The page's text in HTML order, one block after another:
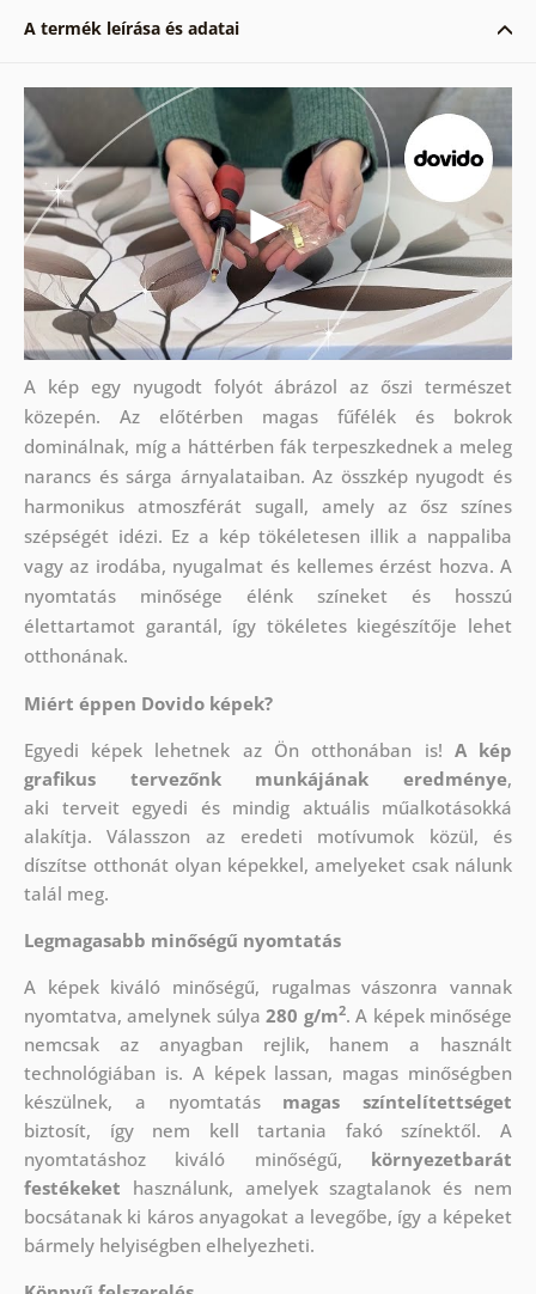
A termék leírása és adatai
A kép egy nyugodt folyót ábrázol az őszi természet
közepén. Az előtérben magas fűfélék és bokrok
dominálnak, míg a háttérben fák terpeszkednek a meleg
narancs és sárga árnyalataiban. Az összkép nyugodt és
harmonikus atmoszférát sugall, amely az ősz színes
szépségét idézi. Ez a kép tökéletesen illik a nappaliba
vagy az irodába, nyugalmat és kellemes érzést hozva. A
nyomtatás minősége élénk színeket és hosszú
élettartamot garantál, így tökéletes kiegészítője lehet
otthonának.
Miért éppen Dovido képek?
Egyedi képek lehetnek az Ön otthonában is! A kép
grafikus tervezőnk munkájának eredménye,
aki terveit egyedi és mindig aktuális műalkotásokká
alakítja. Válasszon az eredeti motívumok közül, és
díszítse otthonát olyan képekkel, amelyeket csak nálunk
talál meg.
Legmagasabb minőségű nyomtatás
A képek kiváló minőségű, rugalmas vászonra vannak
nyomtatva, amelynek súlya280 g/m2. A képek minősége
nemcsak az anyagban rejlik, hanem a használt
technológiában is. A képek lassan, magas minőségben
készülnek, a nyomtatás magas színtelítettséget
biztosít, így nem kell tartania fakó színektől. A
nyomtatáshoz kiváló minőségű, környezetbarát
festékeket használunk, amelyek szagtalanok és nem
bocsátanak ki káros anyagokat a levegőbe, így a képeket
bármely helyiségben elhelyezheti.